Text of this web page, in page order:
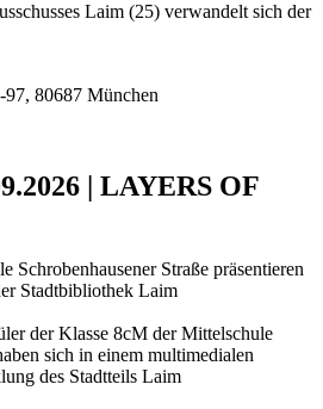
Laim (25) verwandelt sich der
97, 80687 München
| LAYERS OF
Schrobenhausener Straße präsentieren
Stadtbibliothek Laim
der Klasse 8cM der Mittelschule
sich in einem multimedialen
des Stadtteils Laim